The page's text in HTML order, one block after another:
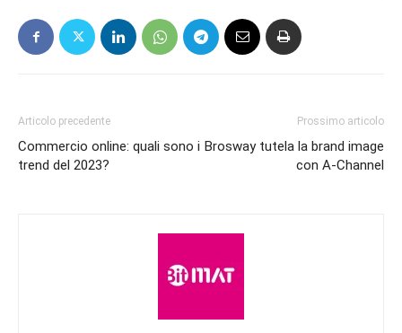
Articolo precedente
Commercio online: quali sono i
trend del 2023?
Prossimo articolo
Brosway tutela la brand image
con A-Channel